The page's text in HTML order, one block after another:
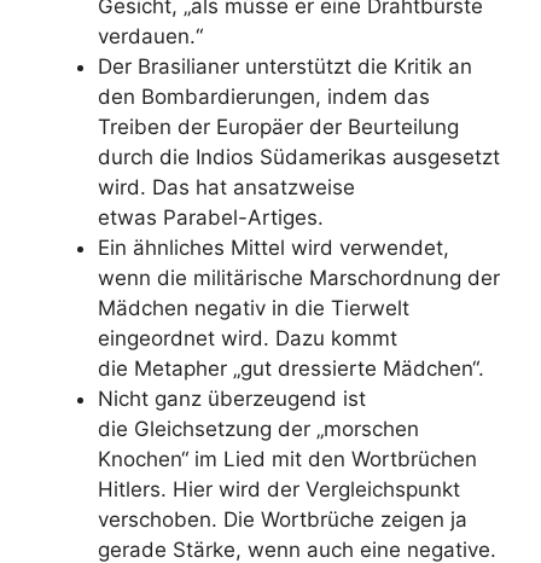
Gesicht, „als müsse er eine Drahtbürste
verdauen.“
Der Brasilianer unterstützt die Kritik an
den Bombardierungen, indem das
Treiben der Europäer der Beurteilung
durch die Indios Südamerikas ausgesetzt
wird. Das hat ansatzweise
etwas Parabel-Artiges.
Ein ähnliches Mittel wird verwendet,
wenn die militärische Marschordnung der
Mädchen negativ in die Tierwelt
eingeordnet wird. Dazu kommt
die Metapher „gut dressierte Mädchen“.
Nicht ganz überzeugend ist
die Gleichsetzung der „morschen
Knochen“ im Lied mit den Wortbrüchen
Hitlers. Hier wird der Vergleichspunkt
verschoben. Die Wortbrüche zeigen ja
gerade Stärke, wenn auch eine negative.